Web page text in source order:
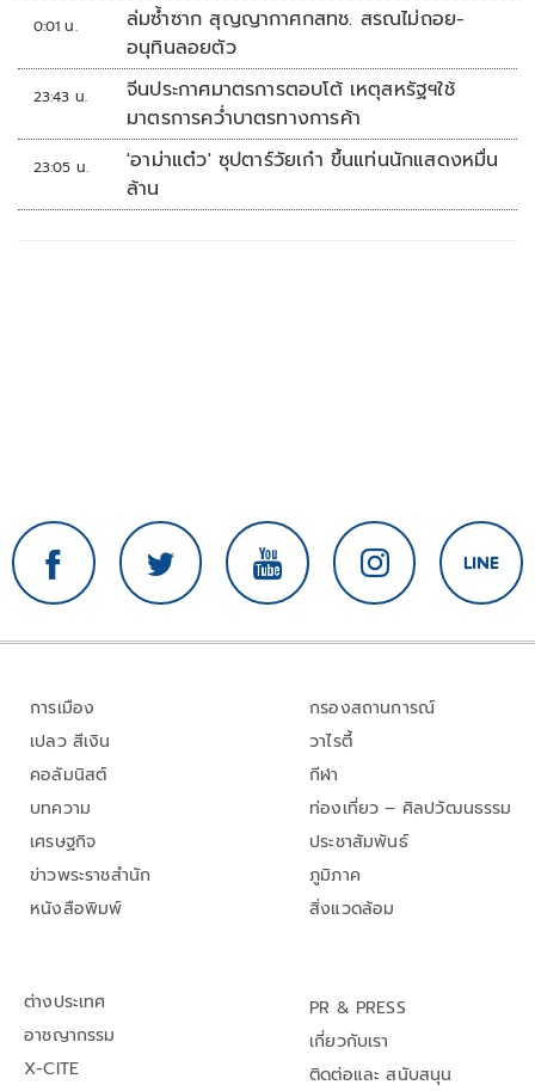
0:01 น.
ล่มซ้ำซาก สุญญากาศกสทช. สรณไม่ถอย-
อนุทินลอยตัว
23:43 น.
จีนประกาศมาตรการตอบโต้ เหตุสหรัฐฯใช้
มาตรการคว่ำบาตรทางการค้า
23:05 น.
'อาม่าแต๋ว' ซุปตาร์วัยเก๋า ขึ้นแท่นนักแสดงหมื่น
ล้าน
การเมือง
เปลว สีเงิน
คอลัมนิสต์
บทความ
เศรษฐกิจ
ข่าวพระราชสำนัก
หนังสือพิมพ์
กรองสถานการณ์
วาไรตี้
กีฬา
ท่องเที่ยว – ศิลปวัฒนธรรม
ประชาสัมพันธ์
ภูมิภาค
สิ่งแวดล้อม
ต่างประเทศ
อาชญากรรม
X-CITE
PR & PRESS
เกี่ยวกับเรา
ติดต่อและ สนับสนุน